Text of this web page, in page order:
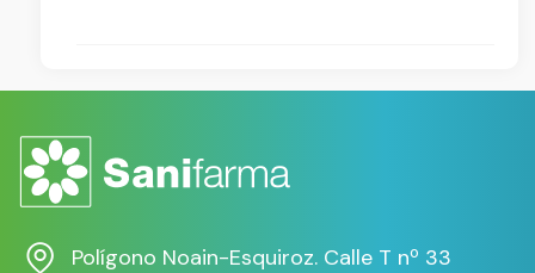
Polígono Noain-Esquiroz. Calle T nº 33